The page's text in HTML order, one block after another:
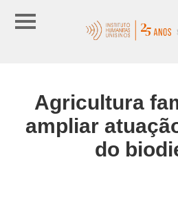
Agricultura
ampliar
do